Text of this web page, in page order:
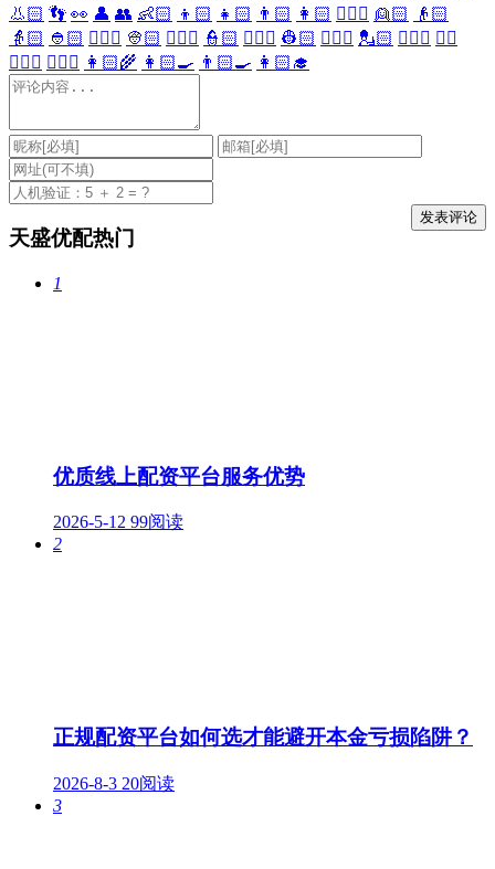
👃🏻 👣 👀 👤 👥 👶🏻 👦🏻 👧🏻 👨🏻 👩🏻 👱🏻‍♀️ 👱🏻
👴🏻
👵🏻 👲🏻 👳🏻‍♀️ 👳🏻 👮🏻‍♀️ 👮🏻 👷🏻‍♀️ 👷🏻 💂🏻‍♀️ 💂🏻 🕵🏻‍♀️ 🕵🏻
👩🏻‍⚕️ 👨🏻‍⚕️ 👩🏻‍🌾 👩🏻‍🍳 👨🏻‍🍳 👩🏻‍🎓
天盛优配热门
1
优质线上配资平台服务优势
2026-5-12 99阅读
2
正规配资平台如何选才能避开本金亏损陷阱？
2026-8-3 20阅读
3